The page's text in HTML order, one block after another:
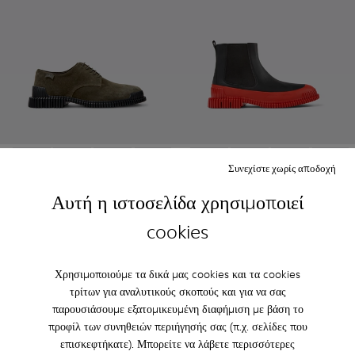
Αυτή η ιστοσελίδα χρησιμοποιεί
cookies
Χρησιμοποιούμε τα δικά μας cookies και τα cookies
τρίτων για αναλυτικούς σκοπούς και για να σας
παρουσιάσουμε εξατομικευμένη διαφήμιση με βάση το
προφίλ των συνηθειών περιήγησής σας (π.χ. σελίδες που
επισκεφτήκατε). Μπορείτε να λάβετε περισσότερες
Συνεχίστε χωρίς αποδοχή
Pix - K101076-003 - Πράσινα καστόρινα παπούτσια για
Pix - K101076-010 - Καφέ δερμάτινα παπούτσια Για
Pix - K101076-008 - Γκρι δερμάτινα
Pix - K101076-006 - Μαύρα δερμάτινα
Pix - K101076-005 - Γκρι
Pix - K101076-001 -
Προσθήκη
Pix - K300252-027 - Μαύρο
Pix - K300252-028 -
Pix - Pix -
Pix
Προσθήκη